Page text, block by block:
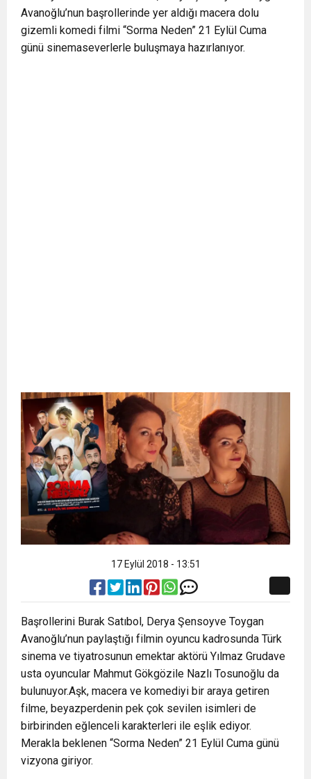
BULUŞUYOR
Avanoğlu’nun başrollerinde yer aldığı macera dolu
gizemli komedi filmi “Sorma Neden” 21 Eylül Cuma
günü sinemaseverlerle buluşmaya hazırlanıyor.
17 Eylül 2018 - 13:51
Başrollerini Burak Satıbol, Derya Şensoyve Toygan
Avanoğlu’nun paylaştığı filmin oyuncu kadrosunda Türk
sinema ve tiyatrosunun emektar aktörü Yılmaz Grudave
usta oyuncular Mahmut Gökgözile Nazlı Tosunoğlu da
bulunuyor.Aşk, macera ve komediyi bir araya getiren
filme, beyazperdenin pek çok sevilen isimleri de
birbirinden eğlenceli karakterleri ile eşlik ediyor.
Merakla beklenen “Sorma Neden” 21 Eylül Cuma günü
vizyona giriyor.